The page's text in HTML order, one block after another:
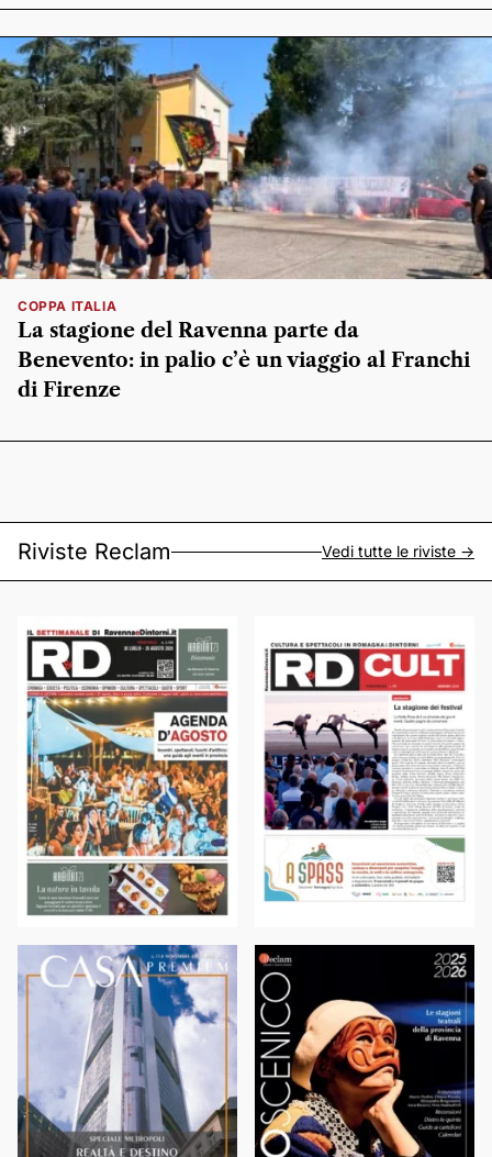
COPPA ITALIA
La stagione del Ravenna parte da
Benevento: in palio c’è un viaggio al Franchi
di Firenze
Riviste Reclam Vedi tutte le riviste ->